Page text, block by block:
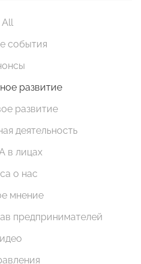
All
события
развитие
развитие
деятельность
в лицах
о нас
мнение
предпринимателей